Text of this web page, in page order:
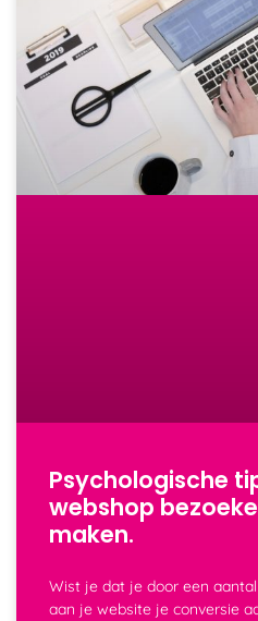
Psychologische
webshop
maken.
Wist je dat je door een
aan je website je conversie